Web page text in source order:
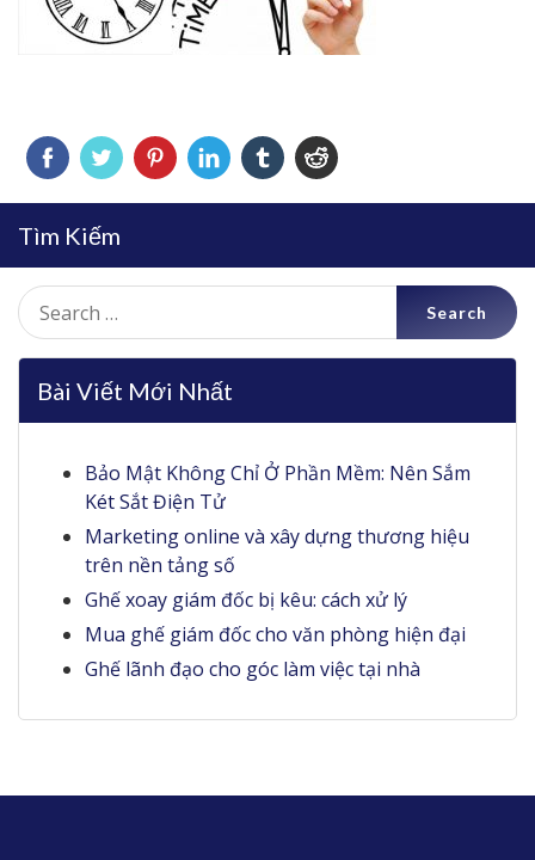
Tìm Kiếm
Search
for:
Bài Viết Mới Nhất
Bảo Mật Không Chỉ Ở Phần Mềm: Nên Sắm
Két Sắt Điện Tử
Marketing online và xây dựng thương hiệu
trên nền tảng số
Ghế xoay giám đốc bị kêu: cách xử lý
Mua ghế giám đốc cho văn phòng hiện đại
Ghế lãnh đạo cho góc làm việc tại nhà